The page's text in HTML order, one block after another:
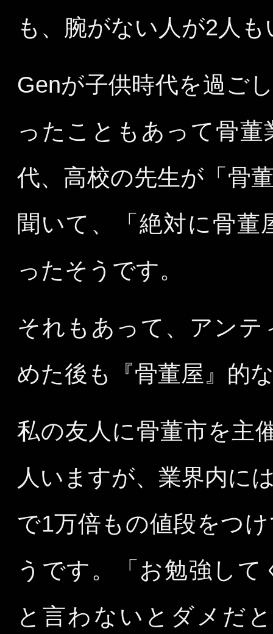
も、腕がない人が2人
Genが子供時代を過ご
ったこともあって骨
代、高校の先生が「骨
聞いて、「絶対に骨
ったそうです。
それもあって、アン
めた後も『骨董屋』的
私の友人に骨董市を主
人いますが、業界内に
で1万倍もの値段をつ
うです。「お勉強し
と言わないとダメだ